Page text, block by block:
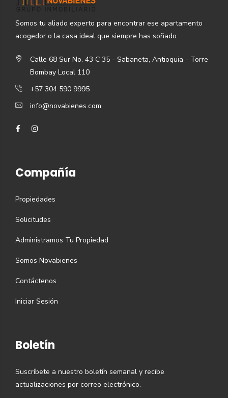
Somos tu aliado experto para encontrar ese apartamento
acogedor o la casa ideal que siempre has soñado.
Calle 68 Sur No. 43 C 35 - Sabaneta, Antioquia - Torre
Bombay Local 110
+57 304 590 9995
info@novabienes.com
Compañía
Propiedades
Solicitudes
Administramos Tu Propiedad
Somos Novabienes
Contáctenos
Iniciar Sesión
Boletín
Suscríbete a nuestro boletín semanal y recibe
actualizaciones por correo electrónico.